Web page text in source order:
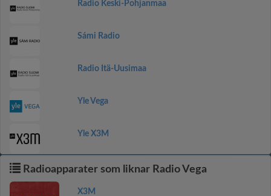
Radio Keski-Pohjanmaa
Sámi Radio
Radio Itä-Uusimaa
Yle Vega
Yle X3M
Radioapparater som liknar Radio Vega
X3M